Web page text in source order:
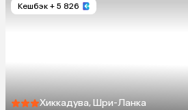
Кешбэк + 5 826
Хиккадува, Шри-Ланка